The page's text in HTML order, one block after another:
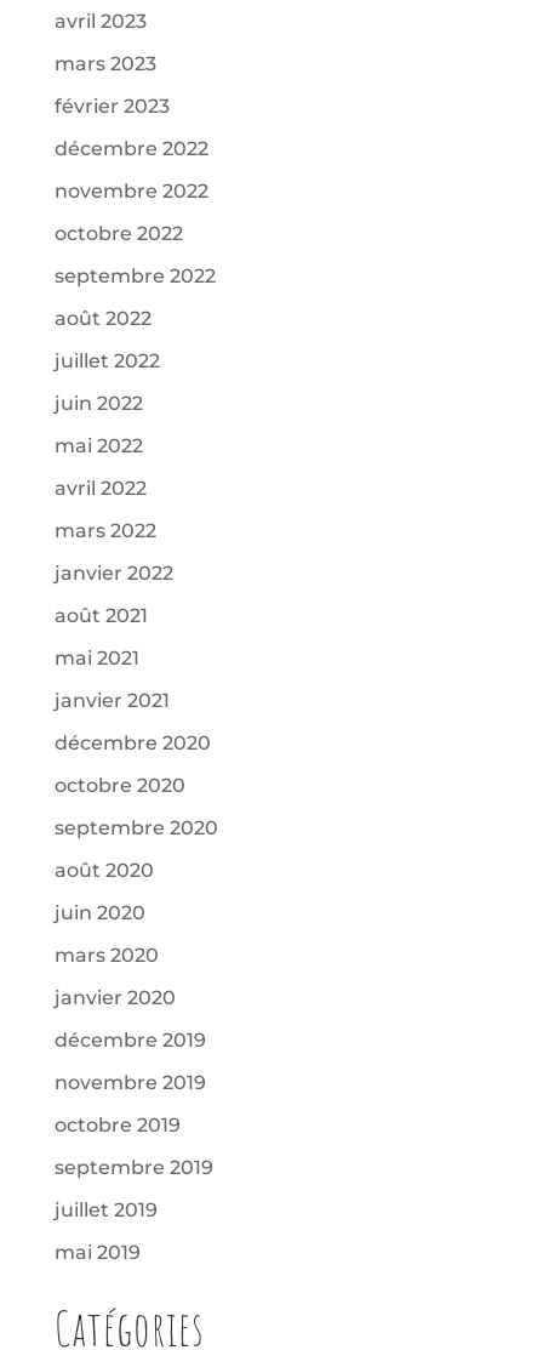
avril 2023
mars 2023
février 2023
décembre 2022
novembre 2022
octobre 2022
septembre 2022
août 2022
juillet 2022
juin 2022
mai 2022
avril 2022
mars 2022
janvier 2022
août 2021
mai 2021
janvier 2021
décembre 2020
octobre 2020
septembre 2020
août 2020
juin 2020
mars 2020
janvier 2020
décembre 2019
novembre 2019
octobre 2019
septembre 2019
juillet 2019
mai 2019
Catégories